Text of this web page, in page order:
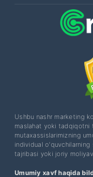
Ushbu nashr marketing
maslahat yoki tadqiqotni
mutaxassislarimizning
individual
tajribasi yoki joriy
Umumiy xavf haqida